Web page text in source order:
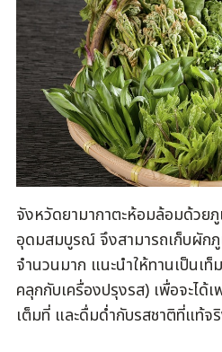
จังหวัดยามากาตะห้อมล้อมด้วย
อุดมสมบูรณ์ จึงสามารถเก็บผักภู
จำนวนมาก แนะนำให้ทานเป็นเ
คลุกกับเครื่องปรุงรส) เพื่อจะได้
เต็มที่ และดื่มด่ำกับรสชาติที่แท้จ